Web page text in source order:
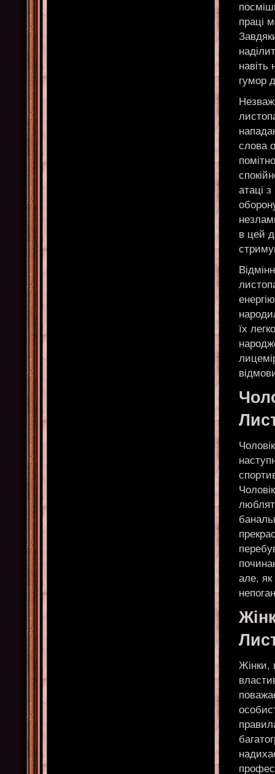
праці
гумор
слова
атаці
в цей
їх
але, як
Жінки,